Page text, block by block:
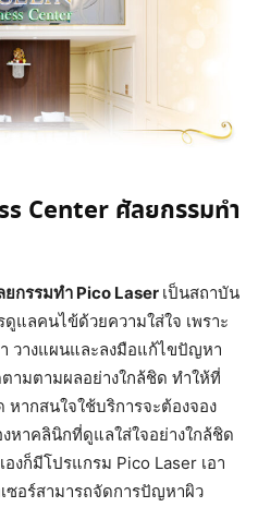
Center ศัลยกรรมทำ
กรรมทำ Pico Laser เป็นสถาบัน
แลคนไข้ด้วยความใส่ใจ เพราะ
วางแผนและลงมือแก้ไขปัญหา
ามตามผลอย่างใกล้ชิด ทำให้ที่
ากสนใจใช้บริการจะต้องจอง
หาคลินิกที่ดูแลใส่ใจอย่างใกล้ชิด
งก็มีโปรแกรม Pico Laser เอา
ซอร์สามารถจัดการปัญหาผิว